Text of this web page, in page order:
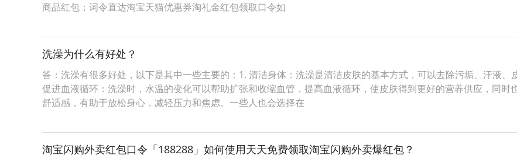
商品红包；词令直达淘宝天猫优惠券淘礼金红包领取口令如
洗澡为什么有好处？
答：洗澡有很多好处，以下是其中一些主要的：1. 清洁身体：洗澡是清洁皮肤的基本方式，可以去除污垢、汗液
促进血液循环：洗澡时，水温的变化可以帮助扩张和收缩血管，提高血液循环，使皮肤得到更好的营养供应，同
舒适感，有助于放松身心，减轻压力和焦虑。一些人也会选择在
淘宝闪购外卖红包口令「188288」如何使用天天免费领取淘宝闪购外卖爆红包？